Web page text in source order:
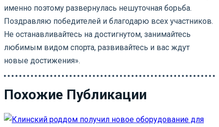
именно поэтому развернулась нешуточная борьба.
Поздравляю победителей и благодарю всех участников.
Не останавливайтесь на достигнутом, занимайтесь
любимым видом спорта, развивайтесь и вас ждут
новые достижения».
Похожие Публикации